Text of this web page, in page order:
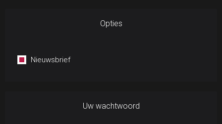
Opties
Nieuwsbrief
Uw wachtwoord